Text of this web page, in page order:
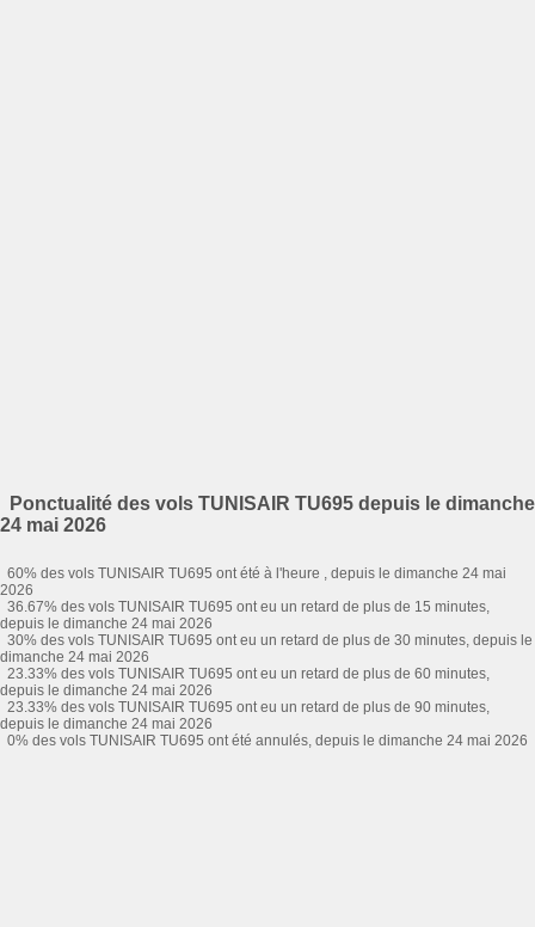
Ponctualité des vols TUNISAIR TU695 depuis le dimanche
24 mai 2026
60% des vols TUNISAIR TU695 ont été à l'heure , depuis le dimanche 24 mai
2026
36.67% des vols TUNISAIR TU695 ont eu un retard de plus de 15 minutes,
depuis le dimanche 24 mai 2026
30% des vols TUNISAIR TU695 ont eu un retard de plus de 30 minutes, depuis le
dimanche 24 mai 2026
23.33% des vols TUNISAIR TU695 ont eu un retard de plus de 60 minutes,
depuis le dimanche 24 mai 2026
23.33% des vols TUNISAIR TU695 ont eu un retard de plus de 90 minutes,
depuis le dimanche 24 mai 2026
0% des vols TUNISAIR TU695 ont été annulés, depuis le dimanche 24 mai 2026